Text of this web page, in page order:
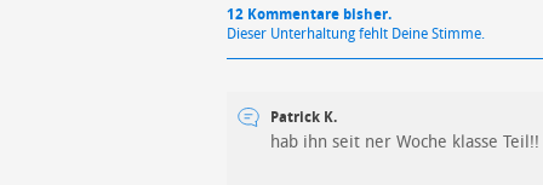
12 Kommentare bisher.
Dieser Unterhaltung fehlt Deine Stimme.
Patrick K.
hab ihn seit ner Woche klasse Teil!!